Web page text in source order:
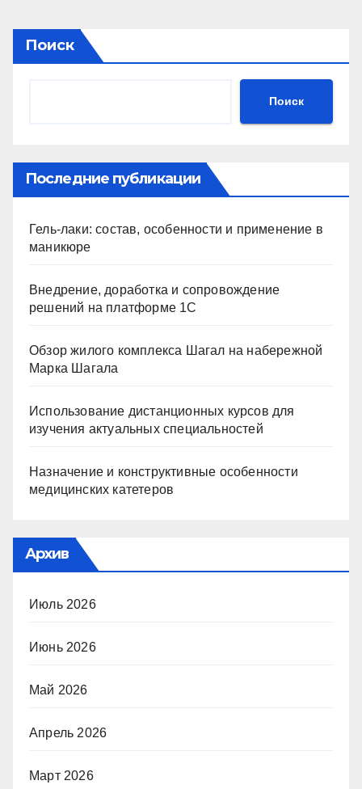
Поиск
Поиск
Последние публикации
Гель-лаки: состав, особенности и применение в
маникюре
Внедрение, доработка и сопровождение
решений на платформе 1С
Обзор жилого комплекса Шагал на набережной
Марка Шагала
Использование дистанционных курсов для
изучения актуальных специальностей
Назначение и конструктивные особенности
медицинских катетеров
Архив
Июль 2026
Июнь 2026
Май 2026
Апрель 2026
Март 2026